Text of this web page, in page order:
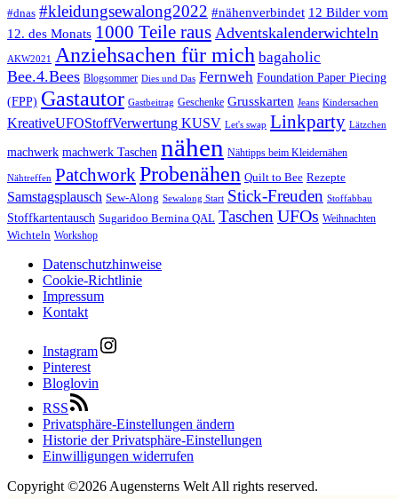
#dnas #kleidungsewalong2022 #nähenverbindet 12 Bilder vom
12. des Monats 1000 Teile raus Adventskalenderwichteln
AKW2021 Anziehsachen für mich bagaholic
Bee.4.Bees Blogsommer Dies und Das Fernweh Foundation Paper Piecing
(FPP) Gastautor Gastbeitrag Geschenke Grusskarten Jeans Kindersachen
KreativeUFOStoffVerwertung KUSV Let's swap Linkparty Lätzchen
machwerk machwerk Taschen nähen Nähtipps beim Kleidernähen
Nähtreffen PatchworkProbenähen Quilt to Bee Rezepte
Samstagsplausch Sew-Along Sewalong Start Stick-Freuden Stoffabbau
Stoffkartentausch Sugaridoo Bernina QAL Taschen UFOs Weihnachten
Wichteln Workshop
Datenschutzhinweise
Cookie-Richtlinie
Impressum
Kontakt
Instagram
Pinterest
Bloglovin
RSS
Privatsphäre-Einstellungen ändern
Historie der Privatsphäre-Einstellungen
Einwilligungen widerrufen
Copyright ©2026 Augensterns Welt All rights reserved.